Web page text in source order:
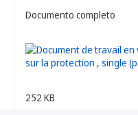
Documento completo
252 KB